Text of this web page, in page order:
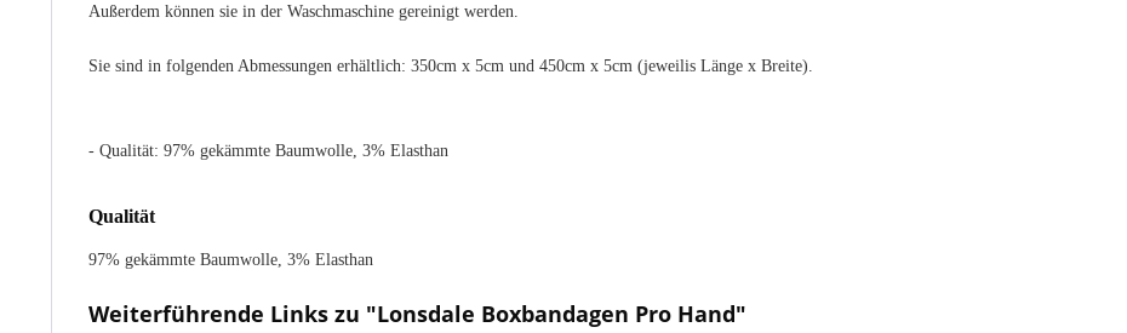
Außerdem können sie in der Waschmaschine gereinigt werden.
Sie sind in folgenden Abmessungen erhältlich: 350cm x 5cm und 450cm x 5cm (jeweilis Länge x Breite).
- Qualität: 97% gekämmte Baumwolle, 3% Elasthan
Qualität
97% gekämmte Baumwolle, 3% Elasthan
Weiterführende Links zu "Lonsdale Boxbandagen Pro Hand"